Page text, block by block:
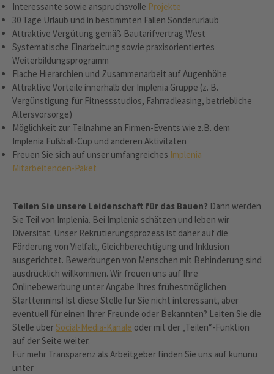
Interessante sowie anspruchsvolle Projekte
30 Tage Urlaub und in bestimmten Fällen Sonderurlaub
Attraktive Vergütung gemäß Bautarifvertrag West
Systematische Einarbeitung sowie praxisorientiertes
Weiterbildungsprogramm
Flache Hierarchien und Zusammenarbeit auf Augenhöhe
Attraktive Vorteile innerhalb der Implenia Gruppe (z. B.
Vergünstigung für Fitnessstudios, Fahrradleasing, betriebliche
Altersvorsorge)
Möglichkeit zur Teilnahme an Firmen-Events wie z.B. dem
Implenia Fußball-Cup und anderen Aktivitäten
Freuen Sie sich auf unser umfangreiches Implenia
Mitarbeitenden-Paket
Teilen Sie unsere Leidenschaft für das Bauen? Dann werden
Sie Teil von Implenia. Bei Implenia schätzen und leben wir
Diversität. Unser Rekrutierungsprozess ist daher auf die
Förderung von Vielfalt, Gleichberechtigung und Inklusion
ausgerichtet. Bewerbungen von Menschen mit Behinderung sind
ausdrücklich willkommen. Wir freuen uns auf Ihre
Onlinebewerbung unter Angabe Ihres frühestmöglichen
Starttermins! Ist diese Stelle für Sie nicht interessant, aber
eventuell für einen Ihrer Freunde oder Bekannten? Leiten Sie die
Stelle überSocial-Media-Kanäle oder mit der „Teilen“-Funktion
auf der Seite weiter.
Für mehr Transparenz als Arbeitgeber finden Sie uns auf kununu
unter